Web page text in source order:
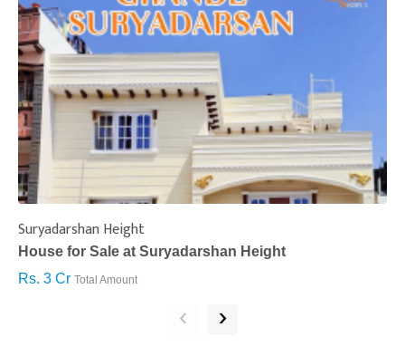
Suryadarshan Height
House for Sale at Suryadarshan Height
Rs. 3 Cr Total Amount
‹ ›